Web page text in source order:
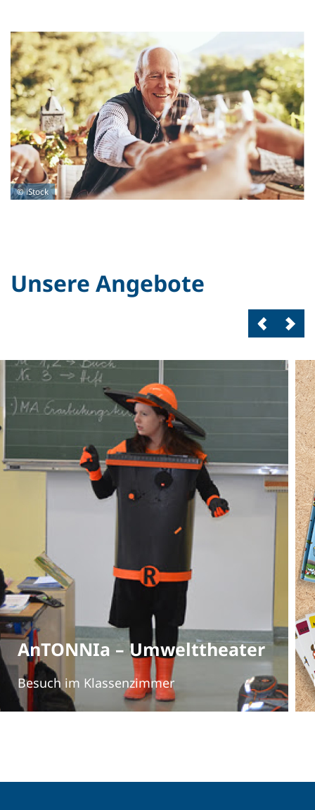
© iStock
Unsere Angebote
AnTONNIa – Umwelttheater
Besuch im Klassenzimmer